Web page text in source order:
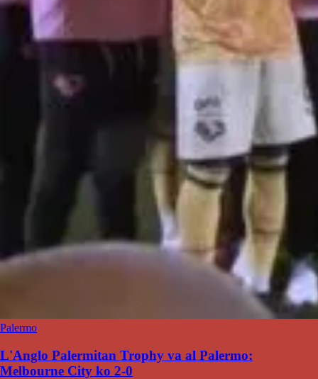
Palermo
L'Anglo Palermitan Trophy va al Palermo:
Melbourne City ko 2-0